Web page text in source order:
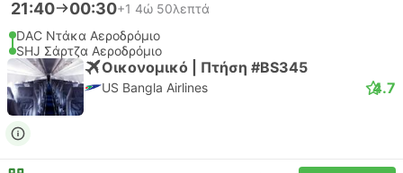
21:40 00:30+1 4ώ 50λεπτά
DAC Ντάκα Αεροδρόμιο
SHJ Σάρτζα Αεροδρόμιο
Οικονομικό | Πτήση #BS345
US Bangla Airlines 4.7